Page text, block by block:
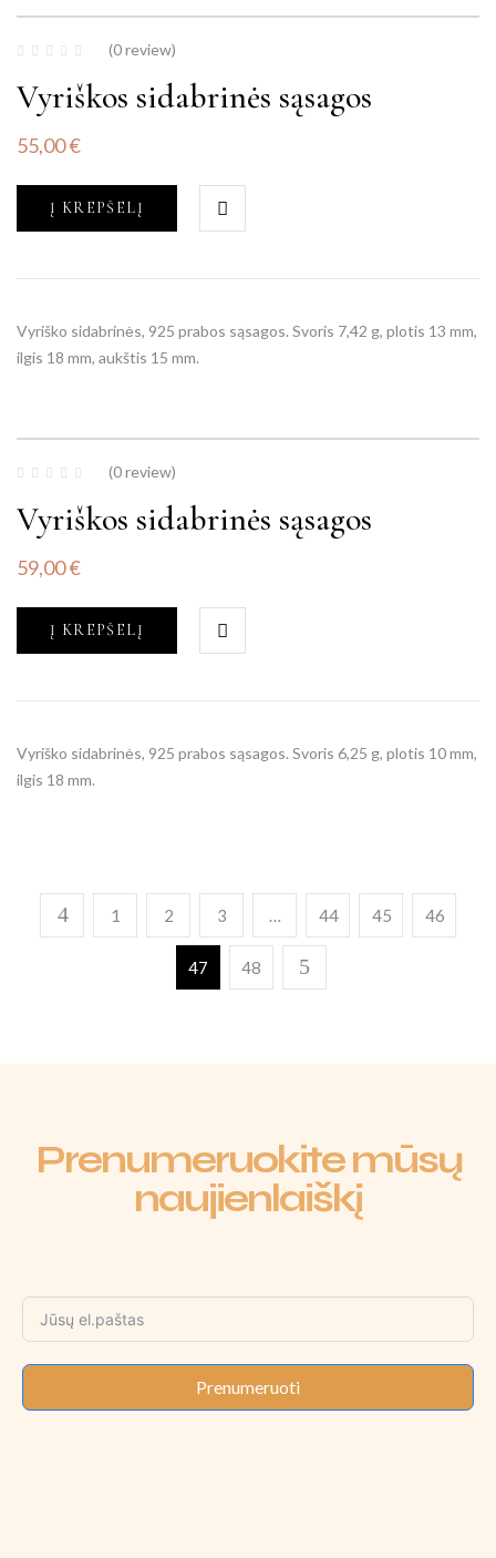
(0 review)
Vyriškos sidabrinės sąsagos
55,00€
Į KREPŠELĮ
Vyriško sidabrinės, 925 prabos sąsagos. Svoris 7,42 g, plotis 13 mm,
ilgis 18 mm, aukštis 15 mm.
(0 review)
Vyriškos sidabrinės sąsagos
59,00€
Į KREPŠELĮ
Vyriško sidabrinės, 925 prabos sąsagos. Svoris 6,25 g, plotis 10 mm,
ilgis 18 mm.
1 2 3 … 44 45 46
47 48
Prenumeruokite mūsų
naujienlaiškį
Prenumeruoti